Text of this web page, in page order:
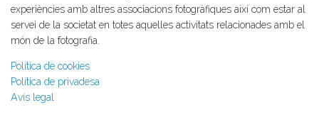
experiències amb altres associacions fotogràfiques així com estar al
servei de la societat en totes aquelles activitats relacionades amb el
món de la fotografia.
Política de cookies
Política de privadesa
Avís legal